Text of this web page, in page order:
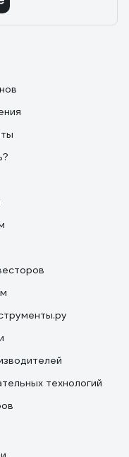
технологий